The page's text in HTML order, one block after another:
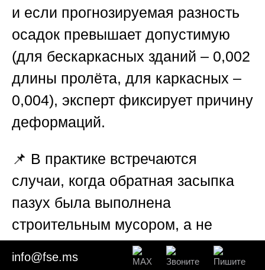
и если прогнозируемая разность
осадок превышает допустимую
(для бескаркасных зданий – 0,002
длины пролёта, для каркасных –
0,004), эксперт фиксирует причину
деформаций.
📌 В практике встречаются
случаи, когда обратная засыпка
пазух была выполнена
строительным мусором, а не
песком – это создаёт локальную
info@fse.ms